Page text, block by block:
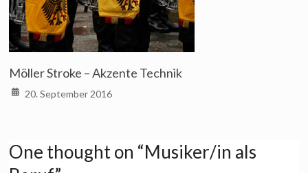
Möller Stroke – Akzente Technik
20. September 2016
One thought on “Musiker/in als